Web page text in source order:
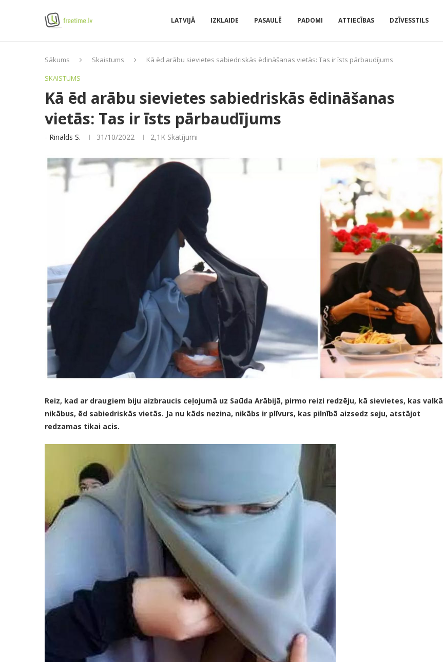
LATVIJĀ IZKLAIDE PASAULĒ PADOMI ATTIECĪBAS DZĪVESSTILS
Sākums Skaistums
Kā ēd arābu sievietes sabiedriskās ēdināšanas vietās: Tas ir īsts pārbaudījums
SKAISTUMS
Kā ēd arābu sievietes sabiedriskās ēdināšanas
vietās: Tas ir īsts pārbaudījums
- Rinalds S. 31/10/2022 2,1K Skatījumi
Reiz, kad ar draugiem biju aizbraucis ceļojumā uz Saūda Arābijā, pirmo reizi redzēju, kā sievietes, kas valkā
nikābus, ēd sabiedriskās vietās. Ja nu kāds nezina, nikābs ir plīvurs, kas pilnībā aizsedz seju, atstājot
redzamas tikai acis.